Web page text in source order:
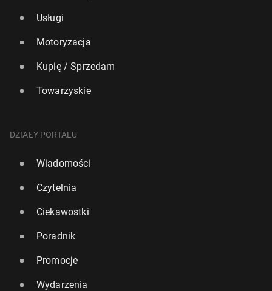
Usługi
Motoryzacja
Kupię / Sprzedam
Towarzyskie
DZIAŁY PORTALU
Wiadomości
Czytelnia
Ciekawostki
Poradnik
Promocje
Wydarzenia